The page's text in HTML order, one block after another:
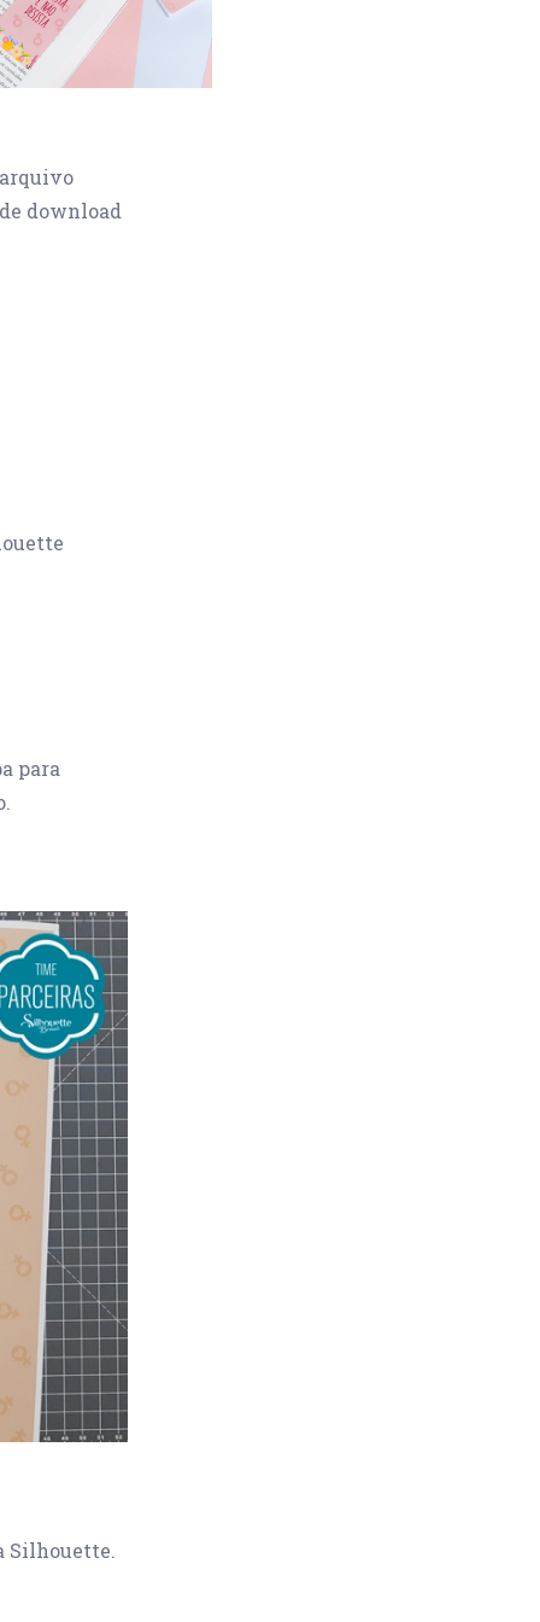
download
para
Silhouette.